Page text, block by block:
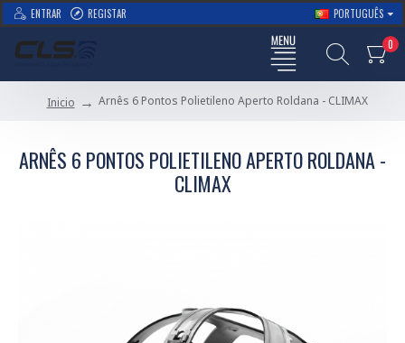
ENTRAR REGISTAR PORTUGUÊS
0
Inicio Arnês 6 Pontos Polietileno Aperto Roldana - CLIMAX
ARNÊS 6 PONTOS POLIETILENO APERTO ROLDANA -
CLIMAX